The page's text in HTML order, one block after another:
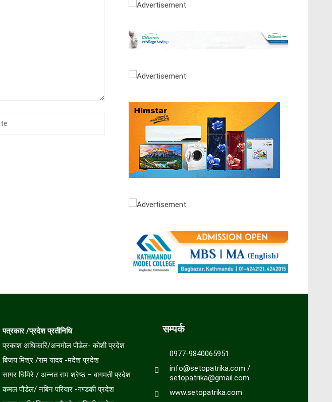
पत्रकार /प्रदेश प्रतीनिधि
प्रकाश अधिकारि/अनमोल पौडेल- कोशी प्रदेश
बिजय मिश्र /राम यादव -मदेश प्रदेश
सागर घिमिरे / अन्नत राम श्रेष्ठ – बागमती प्रदेश
कमल पौडेल/ नबिन परियार -गण्डकी प्रदेश
सम्पर्क
0977-9840065951
info@setopatrika.com /
setopatrika@gmail.com
www.setopatrika.com